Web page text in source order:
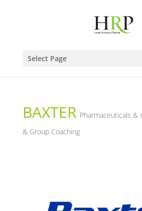
Select Page
BAXTER Pharmaceuticals &
& Group Coaching